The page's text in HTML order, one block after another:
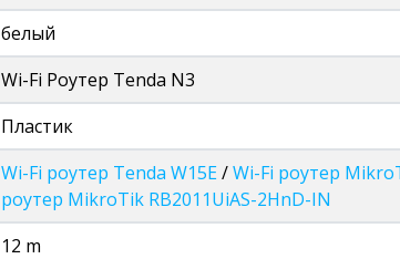
белый
Wi-Fi Роутер Tenda N3
Пластик
Wi-Fi роутер Tenda W15E/Wi-Fi роутер
роутер MikroTik RB2011UiAS-2HnD-IN
12 m